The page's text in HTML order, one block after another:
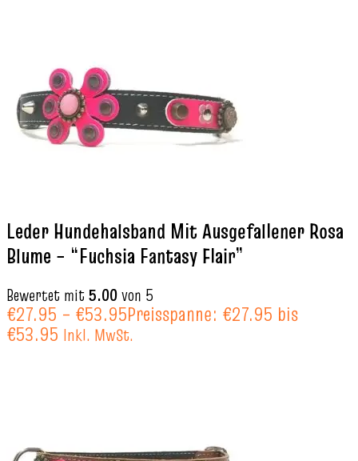
Leder Hundehalsband Mit Ausgefallener Rosa
Blume – “Fuchsia Fantasy Flair”
Bewertet mit5.00von 5
€27.95 – €53.95Preisspanne: €27.95 bis
€53.95 Inkl. MwSt.